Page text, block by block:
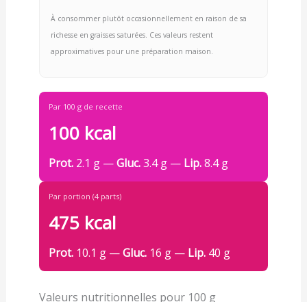
À consommer plutôt occasionnellement en raison de sa
richesse en graisses saturées. Ces valeurs restent
approximatives pour une préparation maison.
Par 100 g de recette
100 kcal
Prot.2.1 g —Gluc.3.4 g — Lip.8.4 g
Par portion (4 parts)
475 kcal
Prot.10.1 g —Gluc.16 g — Lip.40 g
Valeurs nutritionnelles pour 100 g